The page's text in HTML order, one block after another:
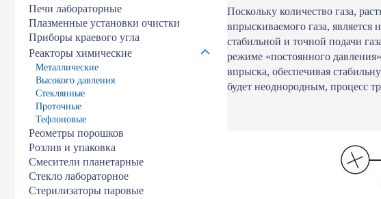
Печи лабораторные
Плазменные установки очистки
Приборы краевого угла
Реакторы химические
Металлические
Высокого давления
Стеклянные
Проточные
Тефлоновые
Реометры порошков
Розлив и упаковка
Смесители планетарные
Стекло лабораторное
Стерилизаторы паровые
Поскольку количество газа,
впрыскиваемого газа,
стабильной и точной подачи
режиме «постоянного
впрыска, обеспечивая
будет неоднородным, процесс